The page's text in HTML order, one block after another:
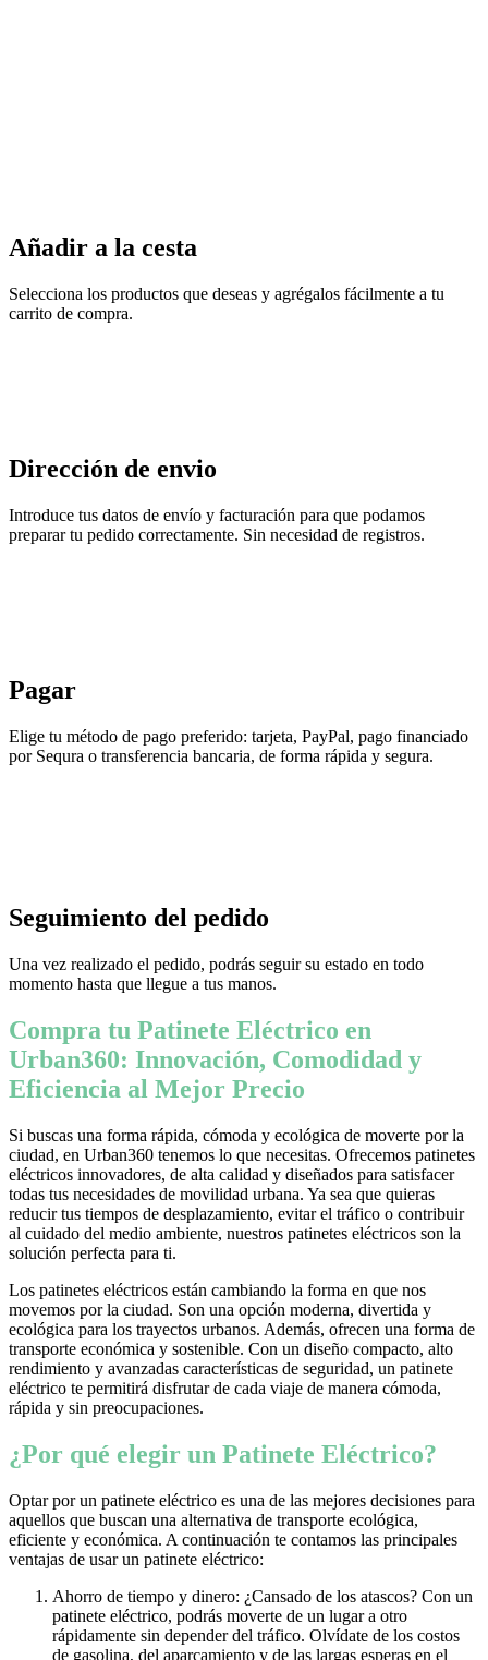
Añadir a la cesta
Selecciona los productos que deseas y agrégalos fácilmente a tu
carrito de compra.
Dirección de envio
Introduce tus datos de envío y facturación para que podamos
preparar tu pedido correctamente. Sin necesidad de registros.
Pagar
Elige tu método de pago preferido: tarjeta, PayPal, pago financiado
por Sequra o transferencia bancaria, de forma rápida y segura.
Seguimiento del pedido
Una vez realizado el pedido, podrás seguir su estado en todo
momento hasta que llegue a tus manos.
Compra tu Patinete Eléctrico en
Urban360: Innovación, Comodidad y
Eficiencia al Mejor Precio
Si buscas una forma rápida, cómoda y ecológica de moverte por la
ciudad, en Urban360 tenemos lo que necesitas. Ofrecemos patinetes
eléctricos innovadores, de alta calidad y diseñados para satisfacer
todas tus necesidades de movilidad urbana. Ya sea que quieras
reducir tus tiempos de desplazamiento, evitar el tráfico o contribuir
al cuidado del medio ambiente, nuestros patinetes eléctricos son la
solución perfecta para ti.
Los patinetes eléctricos están cambiando la forma en que nos
movemos por la ciudad. Son una opción moderna, divertida y
ecológica para los trayectos urbanos. Además, ofrecen una forma de
transporte económica y sostenible. Con un diseño compacto, alto
rendimiento y avanzadas características de seguridad, un patinete
eléctrico te permitirá disfrutar de cada viaje de manera cómoda,
rápida y sin preocupaciones.
¿Por qué elegir un Patinete Eléctrico?
Optar por un patinete eléctrico es una de las mejores decisiones para
aquellos que buscan una alternativa de transporte ecológica,
eficiente y económica. A continuación te contamos las principales
ventajas de usar un patinete eléctrico:
Ahorro de tiempo y dinero: ¿Cansado de los atascos? Con un
patinete eléctrico, podrás moverte de un lugar a otro
rápidamente sin depender del tráfico. Olvídate de los costos
de gasolina, del aparcamiento y de las largas esperas en el